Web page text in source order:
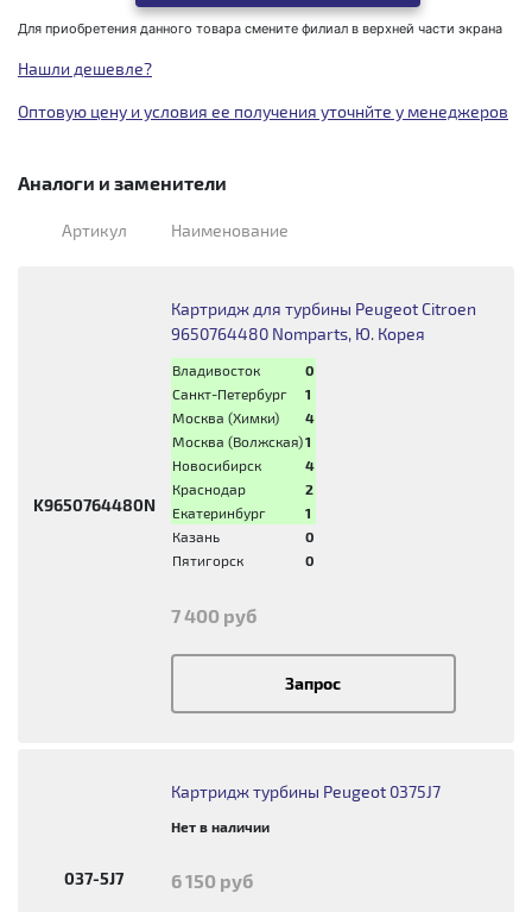
Для приобретения данного товара смените филиал в верхней части экрана
Нашли дешевле?
Оптовую цену и условия ее получения уточнйте у менеджеров
Аналоги и заменители
Артикул Наименование
K9650764480N
Картридж для турбины Peugeot Citroen
9650764480 Nomparts, Ю. Корея
Владивосток
0
Санкт-Петербург
1
Москва (Химки)
4
Москва (Волжская)1
Новосибирск
4
Краснодар
2
Екатеринбург
1
Казань
0
Пятигорск
0
7 400 руб
Запрос
037-5J7
Картридж турбины Peugeot 0375J7
Нет в наличии
6 150 руб